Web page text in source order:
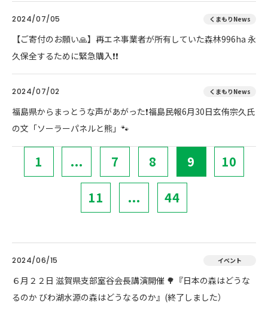
2024/07/05 くまもりNews
【ご寄付のお願い🙏】再エネ事業者が所有していた森林996ha 永
久保全するために緊急購入❗❗
2024/07/02 くまもりNews
福島県からまっとうな声があがった❗福島民報6月30日玄侑宗久氏
の文「ソーラーパネルと熊」🐾
1 ... 7 8 9 10
11 ... 44
2024/06/15 イベント
６月２２日 滋賀県支部室谷会長講演開催 🌳『日本の森はどうな
るのか びわ湖水源の森はどうなるのか』(終了しました）